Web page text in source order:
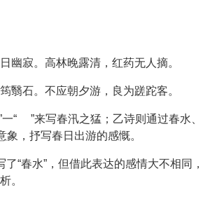
幽寂。高林晚露清，红药无人摘。
翳石。不应朝夕游，良为蹉跎客。
一“ ”来写春汛之猛；乙诗则通过春水、
抒写春日出游的感慨。
了“春水”，但借此表达的感情大不相同，
。